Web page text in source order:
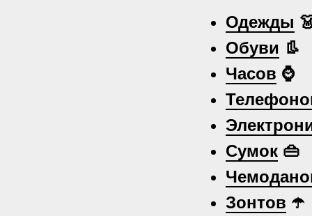
Одежды
Обуви 👢
Часов ⌚
Сумок 👜
Зонтов ☂️